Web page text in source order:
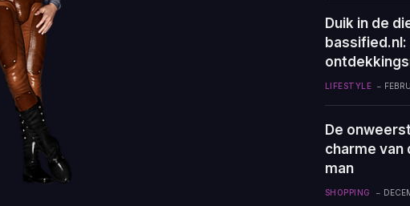
Duik in de
LIFESTYLE
De
charme van
man
SHOPPING